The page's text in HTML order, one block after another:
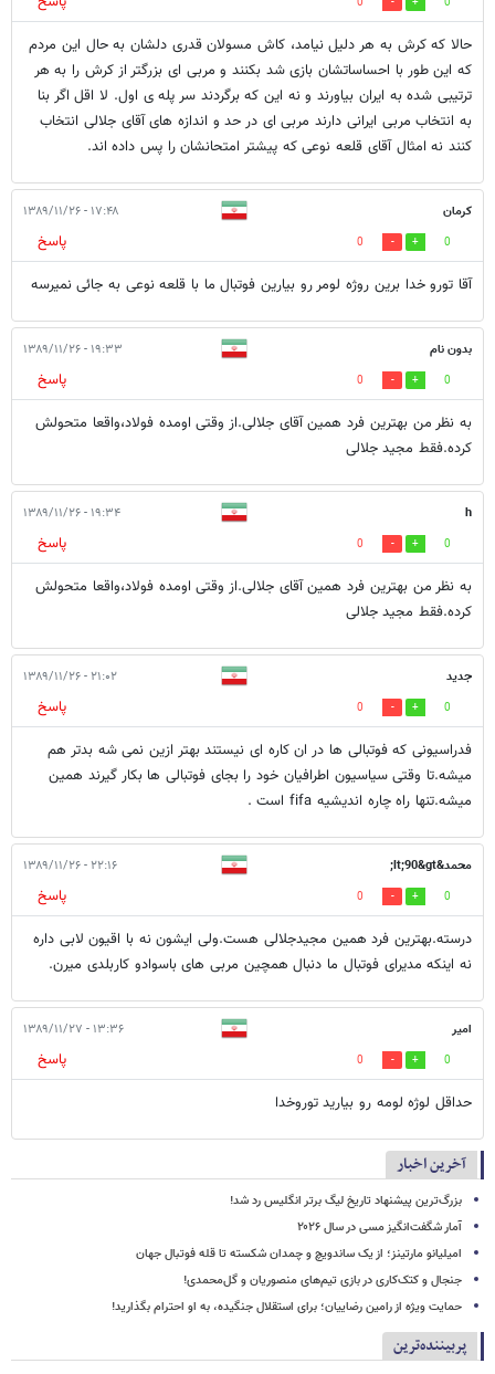
حالا که کرش به هر دلیل نیامد، کاش مسولان قدری دلشان به حال این مردم
که این طور با احساساتشان بازی شد بکنند و مربی ای بزرگتر از کرش را به هر
ترتیبی شده به ایران بیاورند و نه این که برگردند سر پله ی اول. لا اقل اگر بنا
به انتخاب مربی ایرانی دارند مربی ای در حد و اندازه های آقای جلالی انتخاب
کنند نه امثال آقای قلعه نوعی که پیشتر امتحانشان را پس داده اند.
کرمان ۱۷:۴۸ - ۱۳۸۹/۱۱/۲۶
0
0
پاسخ
آقا تورو خدا برین روژه لومر رو بیارین فوتبال ما با قلعه نوعی به جائی نمیرسه
بدون نام ۱۹:۳۳ - ۱۳۸۹/۱۱/۲۶
0
0
پاسخ
به نظر من بهترین فرد همین آقای جلالی.از وقتی اومده فولاد،واقعا متحولش
کرده.فقط مجید جلالی
h ۱۹:۳۴ - ۱۳۸۹/۱۱/۲۶
0
0
پاسخ
به نظر من بهترین فرد همین آقای جلالی.از وقتی اومده فولاد،واقعا متحولش
کرده.فقط مجید جلالی
جدید ۲۱:۰۲ - ۱۳۸۹/۱۱/۲۶
0
0
پاسخ
فدراسیونی که فوتبالی ها در ان کاره ای نیستند بهتر ازین نمی شه بدتر هم
میشه.تا وقتی سیاسیون اطرافیان خود را بجای فوتبالی ها بکار گیرند همین
میشه.تنها راه چاره اندیشیه fifa است .
محمد&lt;90&gt; ۲۲:۱۶ - ۱۳۸۹/۱۱/۲۶
0
0
پاسخ
درسته.بهترین فرد همین مجیدجلالی هست.ولی ایشون نه با اقیون لابی داره
نه اینکه مدیرای فوتبال ما دنبال همچین مربی های باسوادو کاربلدی میرن.
امیر ۱۳:۳۶ - ۱۳۸۹/۱۱/۲۷
0
0
پاسخ
حداقل لوژه لومه رو بیارید توروخدا
آخرین اخبار
بزرگ‌ترین پیشنهاد تاریخ لیگ برتر انگلیس رد شد!
آمار شگفت‌انگیز مسی در سال ۲۰۲۶
امیلیانو مارتینز؛ از یک ساندویچ و چمدان شکسته تا قله فوتبال جهان
جنجال و کتک‌کاری در بازی تیم‌های منصوریان و گل‌محمدی!
حمایت ویژه از رامین رضاییان؛ برای استقلال جنگیده، به او احترام بگذارید!
پربیننده‌ترین